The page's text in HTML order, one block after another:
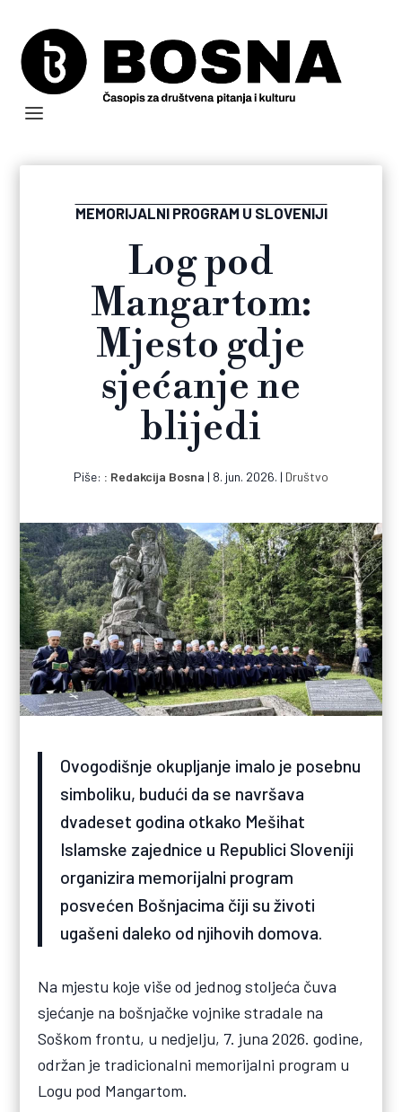
MEMORIJALNI PROGRAM U SLOVENIJI
Log pod
Mangartom:
Mjesto gdje
sjećanje ne
blijedi
Piše: Redakcija Bosna | 8. jun. 2026. | Društvo
Ovogodišnje okupljanje imalo je posebnu
simboliku, budući da se navršava
dvadeset godina otkako Mešihat
Islamske zajednice u Republici Sloveniji
organizira memorijalni program
posvećen Bošnjacima čiji su životi
ugašeni daleko od njihovih domova.
Na mjestu koje više od jednog stoljeća čuva
sjećanje na bošnjačke vojnike stradale na
Soškom frontu, u nedjelju, 7. juna 2026. godine,
održan je tradicionalni memorijalni program u
Logu pod Mangartom.